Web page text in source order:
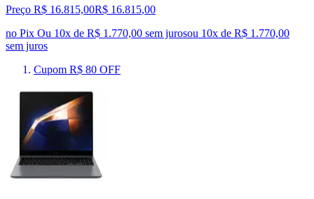
Preço R$ 16.815,00R$ 16.815,00
no Pix Ou 10x de R$ 1.770,00 sem jurosou 10x de R$ 1.770,00
sem juros
Cupom R$ 80 OFF